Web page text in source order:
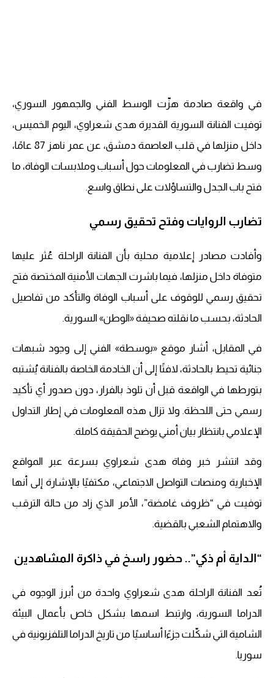
في واقعة صادمة هزّت الوسط الفني والجمهور السوري،
توفيت الفنانة السورية القديرة هدى شعراوي، اليوم الخميس،
داخل منزلها في قلب العاصمة دمشق، عن عمر ناهز 87 عامًا،
وسط تضارب في المعلومات حول أسباب وملابسات الوفاة، ما
فتح باب الجدل والتساؤلات على نطاق واسع.
تضارب الروايات وفتح تحقيق رسمي
وأفادت مصادر إعلامية محلية بأن الفنانة الراحلة عُثر عليها
متوفاة داخل منزلها، فيما باشرت الجهات الأمنية المختصة فتح
تحقيق رسمي للوقوف على أسباب الوفاة والتأكد من تفاصيل
الحادثة، بحسب ما نقلته صحيفة «الوطن» السورية.
في المقابل، أشار موقع «بوسطة» الفني إلى وجود شبهات
جنائية تحيط بالحادثة، لافتًا إلى أن الخادمة الخاصة بالفنانة يُشتبه
بتورطها في الواقعة قبل أن تلوذ بالفرار، دون صدور أي تأكيد
رسمي حتى اللحظة. ولا تزال هذه المعلومات في إطار التداول
الإعلامي بانتظار بيان أمني يوضح الحقيقة كاملة.
وقد انتشر خبر وفاة هدى شعراوي بسرعة عبر المواقع
الإخبارية ومنصات التواصل الاجتماعي، مكتفيًا بالإشارة إلى أنها
توفيت في “ظروف غامضة”، الأمر الذي زاد من حالة الترقب
والاهتمام الشعبي بالقضية.
“الداية أم ذكي”.. حضور راسخ في ذاكرة المشاهدين
تُعد الفنانة الراحلة هدى شعراوي واحدة من أبرز الوجوه في
الدراما السورية، وارتبط اسمها بشكل خاص بأعمال البيئة
الشامية التي شكّلت جزءًا أساسيًا من تاريخ الدراما التلفزيونية في
سوريا.